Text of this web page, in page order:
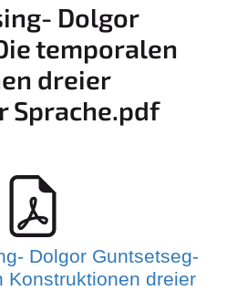
Dolgor
temporalen
dreier
Sprache.pdf
Dolgor Guntsetseg-
Konstruktionen dreier